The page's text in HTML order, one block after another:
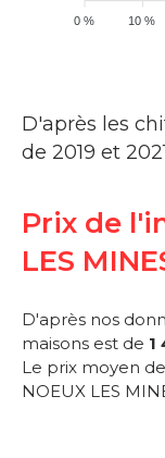
10 %
0 %
D'après les
de 2019 et
Prix de
LES
D'après nos
maisons est de 1
Le prix moyen
NOEUX LES